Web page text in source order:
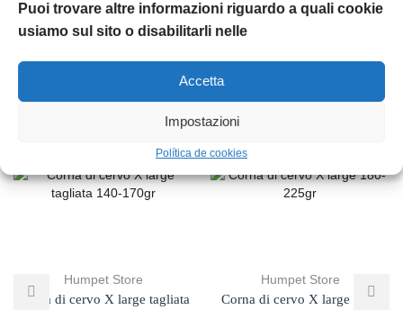
Puoi trovare altre informazioni riguardo a quali cookie
usiamo sul sito o disabilitarli nelle
Accetta
Impostazioni
Política de cookies
Material: Poliestere, Nylon / Polyester, Nylon
Prodotti Correlati
Humpet Store
Corna di cervo X large tagliata
Humpet Store
Corna di cervo X large 180-